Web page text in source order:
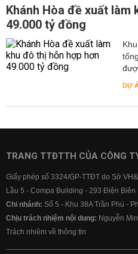
Khánh Hòa đề xuất làm
49.000 tỷ đồng
DỰ
TRANG TTĐTTH CỦA CÔNG
Giấy phép số 3324/GP-TTĐT do Sở
Lầu 5 - Compa Building - 293 Điện
Chi nhánh: Số 5 - Khu 38A Trần Phú -
Chịu trách nhiệm nội dung: Nguyễn
Trách nhiệm về thông tin